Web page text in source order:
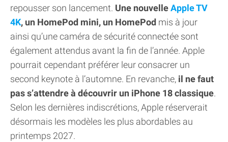
repousser son lancement. Une nouvelleApple TV
4K, un HomePod mini, un HomePod mis à jour
ainsi qu’une caméra de sécurité connectée sont
également attendus avant la fin de l’année. Apple
pourrait cependant préférer leur consacrer un
second keynote à l’automne. En revanche, il ne faut
pas s’attendre à découvrir un iPhone 18 classique.
Selon les dernières indiscrétions, Apple réserverait
désormais les modèles les plus abordables au
printemps 2027.